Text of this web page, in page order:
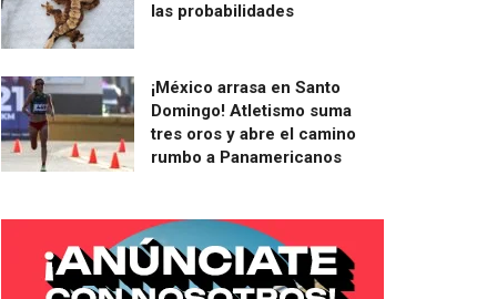
las probabilidades
¡México arrasa en Santo
Domingo! Atletismo suma
tres oros y abre el camino
rumbo a Panamericanos